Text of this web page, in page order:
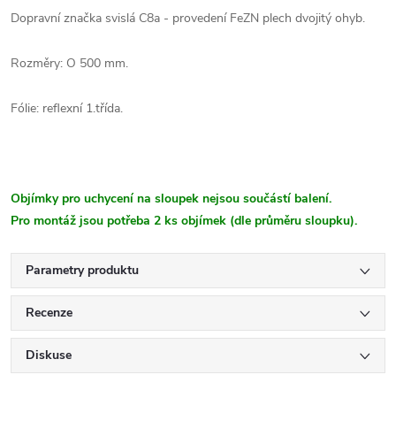
Dopravní značka svislá C8a - provedení FeZN plech dvojitý ohyb.
Rozměry: O 500 mm.
Fólie: reflexní 1.třída.
Objímky pro uchycení na sloupek nejsou součástí balení.
Pro montáž jsou potřeba 2 ks objímek (dle průměru sloupku).
Parametry produktu
Recenze
Diskuse